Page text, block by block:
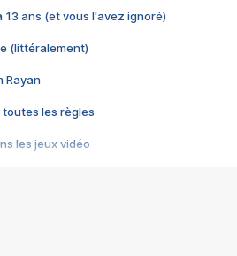
13 ans (et vous l'avez ignoré)
(littéralement)
Rayan
toutes les règles
les jeux vidéo